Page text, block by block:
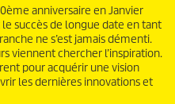
anniversaire en Janvier
succès de longue date en tant
ne s’est jamais démenti.
viennent chercher l’inspiration.
pour acquérir une vision
les dernières innovations et